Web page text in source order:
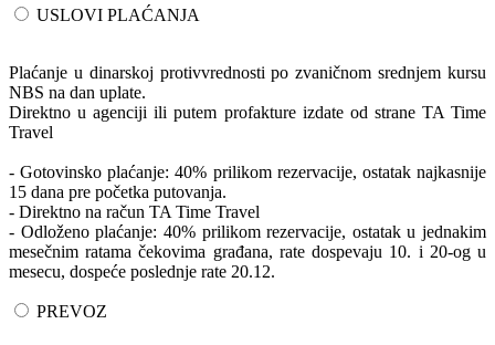
USLOVI PLAĆANJA
Plaćanje u dinarskoj protivvrednosti po zvaničnom srednjem kursu
NBS na dan uplate.
Direktno u agenciji ili putem profakture izdate od strane TA Time
Travel
- Gotovinsko plaćanje: 40% prilikom rezervacije, ostatak najkasnije
15 dana pre početka putovanja.
- Direktno na račun TA Time Travel
- Odloženo plaćanje: 40% prilikom rezervacije, ostatak u jednakim
mesečnim ratama čekovima građana, rate dospevaju 10. i 20-og u
mesecu, dospeće poslednje rate 20.12.
PREVOZ